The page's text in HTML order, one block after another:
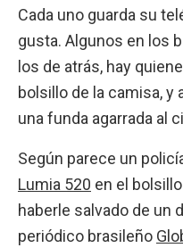
Cada uno guarda su
gusta. Algunos en los
los de atrás, hay
bolsillo de la camisa, y
una funda agarrada al
Según parece un
Lumia 520 en el
haberle salvado de un
periódico brasileño